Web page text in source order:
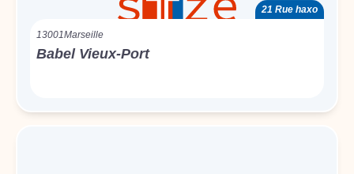
21 Rue haxo
13001Marseille
Babel Vieux-Port